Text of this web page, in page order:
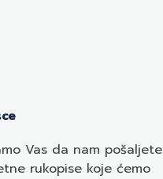
Vasda nam pošaljete
rukopise koje ćemo